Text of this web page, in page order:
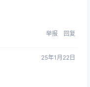
举报 回复
25年1月22日